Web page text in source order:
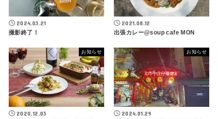
2024.03.21
撮影終了！
2021.08.12
出張カレー@soup cafe MON
お知らせ
2020.12.03
お知らせ
2024.01.29